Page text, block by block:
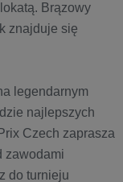
Brązowy
znajduje się
legendarnym
najlepszych
Czech zaprasza
zawodami
do turnieju